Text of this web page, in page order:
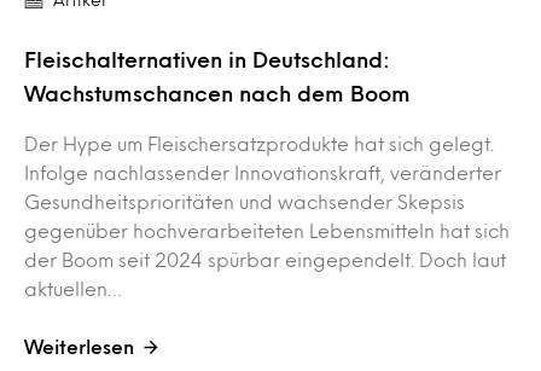
Fleischalternativen in Deutschland:
Wachstumschancen nach dem Boom
Der Hype um Fleischersatzprodukte hat sich gelegt.
Infolge nachlassender Innovationskraft, veränderter
Gesundheitsprioritäten und wachsender Skepsis
gegenüber hochverarbeiteten Lebensmitteln hat sich
der Boom seit 2024 spürbar eingependelt. Doch laut
aktuellen…
Weiterlesen